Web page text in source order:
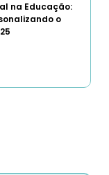
na Educação:
o